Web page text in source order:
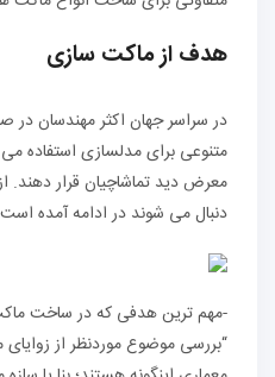
هدف از ماکت سازی
در سراسر جهان اکثر مهندسان در
متنوعی برای مدلسازی استفاده
معرض دید تماشاچیان قرار دهند.
دنبال می شوند در ادامه آمده
-مهم ترین هدفی که در ساخت ماکت
“بررسی موضوع موردنظر از